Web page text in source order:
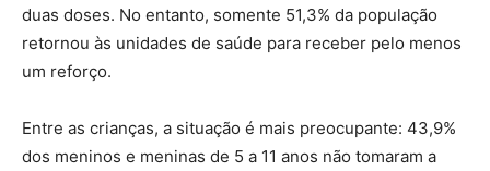
duas doses. No entanto, somente 51,3% da população
retornou às unidades de saúde para receber pelo menos
um reforço.
Entre as crianças, a situação é mais preocupante: 43,9%
dos meninos e meninas de 5 a 11 anos não tomaram a